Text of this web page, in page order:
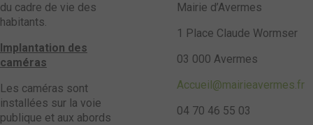
du cadre de vie des
habitants.
Implantation des
caméras
Les caméras sont
installées sur la voie
publique et aux abords
Mairie d’Avermes
1 Place Claude Wormser
03 000 Avermes
Accueil@mairieavermes.fr
04 70 46 55 03